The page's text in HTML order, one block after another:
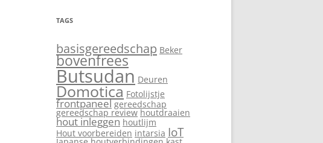
TAGS
basisgereedschap Beker
bovenfrees
Butsudan Deuren
Domotica Fotolijstje
frontpaneel gereedschap
gereedschap review houtdraaien
hout inleggen houtlijm
Hout voorbereiden intarsia IoT